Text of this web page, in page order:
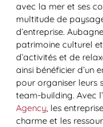
avec la mer et ses
multitude de
d’entreprise.
patrimoine culturel
d’activités et de
ainsi bénéficier d’un
pour organiser leurs
team-building. Avec
Agency, les
charme et les